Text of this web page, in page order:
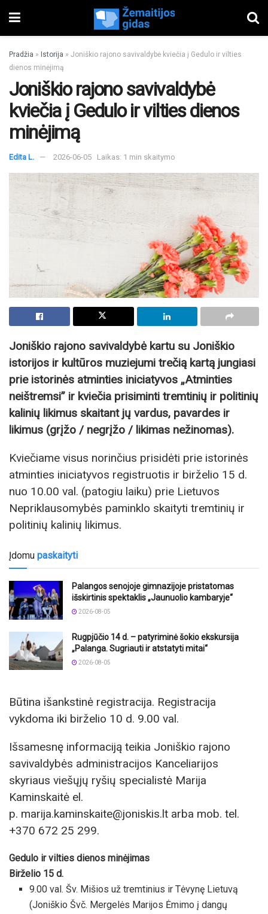
Pradžia » Istorija » Joniškio rajono savivaldybė kviečia į Gedulo ir vilties
dienos minėjimą
Joniškio rajono savivaldybė
kviečia į Gedulo ir vilties dienos
minėjimą
Edita L. 2026-06-05 Laikas: 1 min skaitymo
Joniškio rajono savivaldybė kartu su Joniškio
istorijos ir kultūros muziejumi trečią kartą jungiasi
prie istorinės atminties iniciatyvos „Atminties
neištremsi” ir kviečia prisiminti tremtinių ir politinių
kalinių likimus skaitant jų vardus, pavardes ir
likimus (grįžo / negrįžo / likimas nežinomas).
Kviečiame visus norinčius prisidėti prie istorinės
atminties iniciatyvos registruotis ir birželio 15 d.
nuo 10.00 val. (patogiu laiku) prie Lietuvos
Nepriklausomybės paminklo skaityti tremtinių ir
politinių kalinių likimus.
Įdomu paskaityti
Palangos senojoje gimnazijoje pristatomas
išskirtinis spektaklis „Jaunuolio kambaryje“
2026-08-05
Rugpjūčio 14 d. – patyriminė šokio ekskursija
„Palanga. Sugriauti ir atstatyti mitai“
2026-08-05
Būtina išankstinė registracija. Registracija
vykdoma iki birželio 10 d. 9.00 val.
Išsamesnę informaciją teikia Joniškio rajono
savivaldybės administracijos Kanceliarijos
skyriaus viešųjų ryšių specialistė Marija
Kaminskaitė el.
p. marija.kaminskaite@joniskis.lt arba mob. tel.
+370 672 25 299.
Gedulo ir vilties dienos minėjimas
Birželio 15 d.
9.00 val. Šv. Mišios už tremtinius ir Tėvynę Lietuvą
(Joniškio Švč. Mergelės Marijos Ėmimo į dangų